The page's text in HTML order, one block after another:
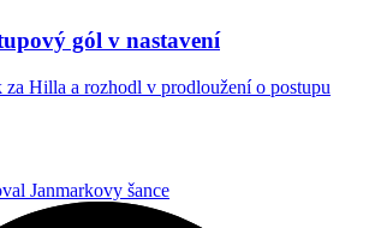
gól v nastavení
Hilla a rozhodl v prodloužení o postupu